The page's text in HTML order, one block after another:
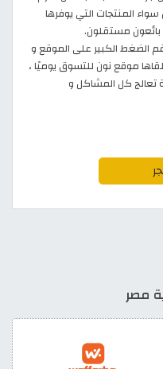
المنتجات التي يوفرها
بائعون مستقلون.
الضغط الكبير على الموقع و
موقع نون للتسوق يوميًا ،
تعالج كل المشاكل و
مصر